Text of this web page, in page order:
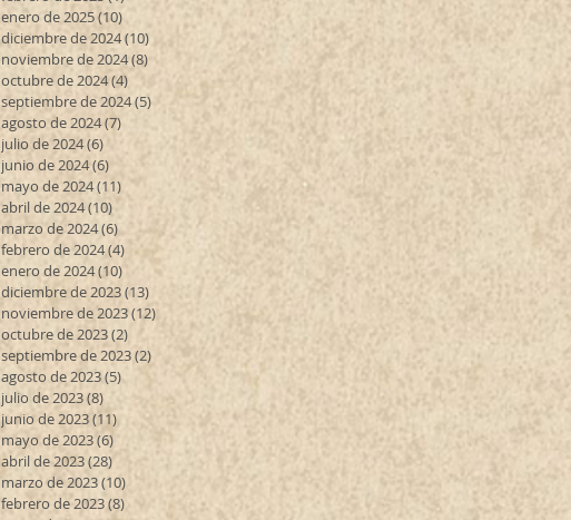
enero de 2025(10) 10 entradas
diciembre de 2024(10)
noviembre de 2024(8)
octubre de 2024(4)
septiembre de 2024(5) 5 entradas
agosto de 2024(7) 7 entradas
julio de 2024(6) 6 entradas
junio de 2024(6) 6 entradas
mayo de 2024(11) 11 entradas
abril de 2024(10) 10 entradas
marzo de 2024(6)6 entradas
febrero de 2024(4) 4 entradas
enero de 2024(10) 10 entradas
diciembre de 2023(13)
noviembre de 2023(12)
octubre de 2023(2) 2 entradas
septiembre de 2023(2) 2 entradas
agosto de 2023(5) 5 entradas
julio de 2023(8)
junio de 2023(11)11 entradas
mayo de 2023(6) 6 entradas
abril de 2023(28)
marzo de 2023(10)
febrero de 2023(8)